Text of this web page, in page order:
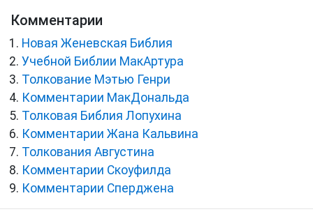
Комментарии
Новая Женевская Библия
Учебной Библии МакАртура
Толкование Мэтью Генри
Комментарии МакДональда
Толковая Библия Лопухина
Комментарии Жана Кальвина
Толкования Августина
Комментарии Скоуфилда
Комментарии Сперджена